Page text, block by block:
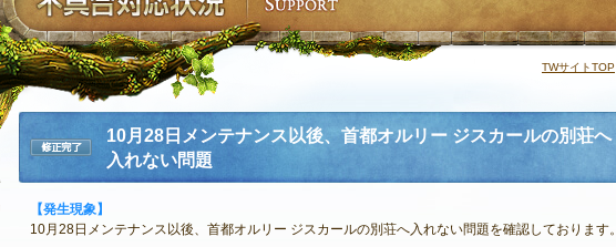
公式サイトにログイン
外部サービスIDでログイン
TWサイトTOP
10月28日メンテナンス以後、首都オルリー ジスカールの別荘へ
入れない問題
【発生現象】
10月28日メンテナンス以後、首都オルリー ジスカールの別荘へ入れない問題を確認しております。